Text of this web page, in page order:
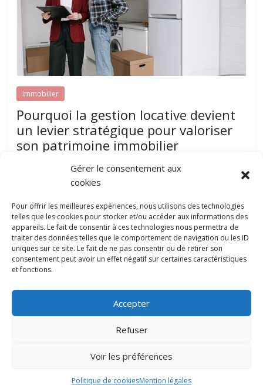
Gérer le consentement aux
cookies
Pour offrir les meilleures expériences, nous utilisons des technologies
telles que les cookies pour stocker et/ou accéder aux informations des
appareils. Le fait de consentir à ces technologies nous permettra de
traiter des données telles que le comportement de navigation ou les ID
uniques sur ce site. Le fait de ne pas consentir ou de retirer son
consentement peut avoir un effet négatif sur certaines caractéristiques
et fonctions.
Accepter
Refuser
Voir les préférences
Politique de cookiesMention légales
Immobilier
Pourquoi la gestion locative devient
un levier stratégique pour valoriser
son patrimoine immobilier
Posséder un bien immobilier représente un investissement
pas uniquement de
Daniel Moquet : quand les avis clients
deviennent un levier d’amélioration
Mentions légales